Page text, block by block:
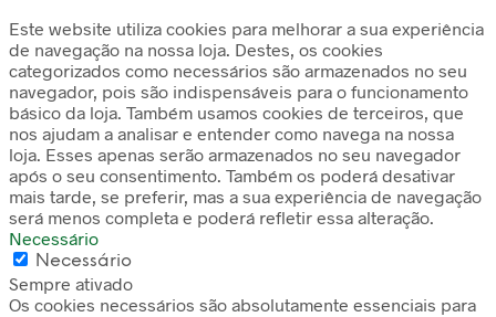
Este website utiliza cookies para melhorar a sua experiência
de navegação na nossa loja. Destes, os cookies
categorizados como necessários são armazenados no seu
navegador, pois são indispensáveis para o funcionamento
básico da loja. Também usamos cookies de terceiros, que
nos ajudam a analisar e entender como navega na nossa
loja. Esses apenas serão armazenados no seu navegador
após o seu consentimento. Também os poderá desativar
mais tarde, se preferir, mas a sua experiência de navegação
será menos completa e poderá refletir essa alteração.
Necessário
Necessário
Sempre ativado
Os cookies necessários são absolutamente essenciais para